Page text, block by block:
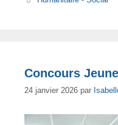
Concours
24 janvier 2026 par